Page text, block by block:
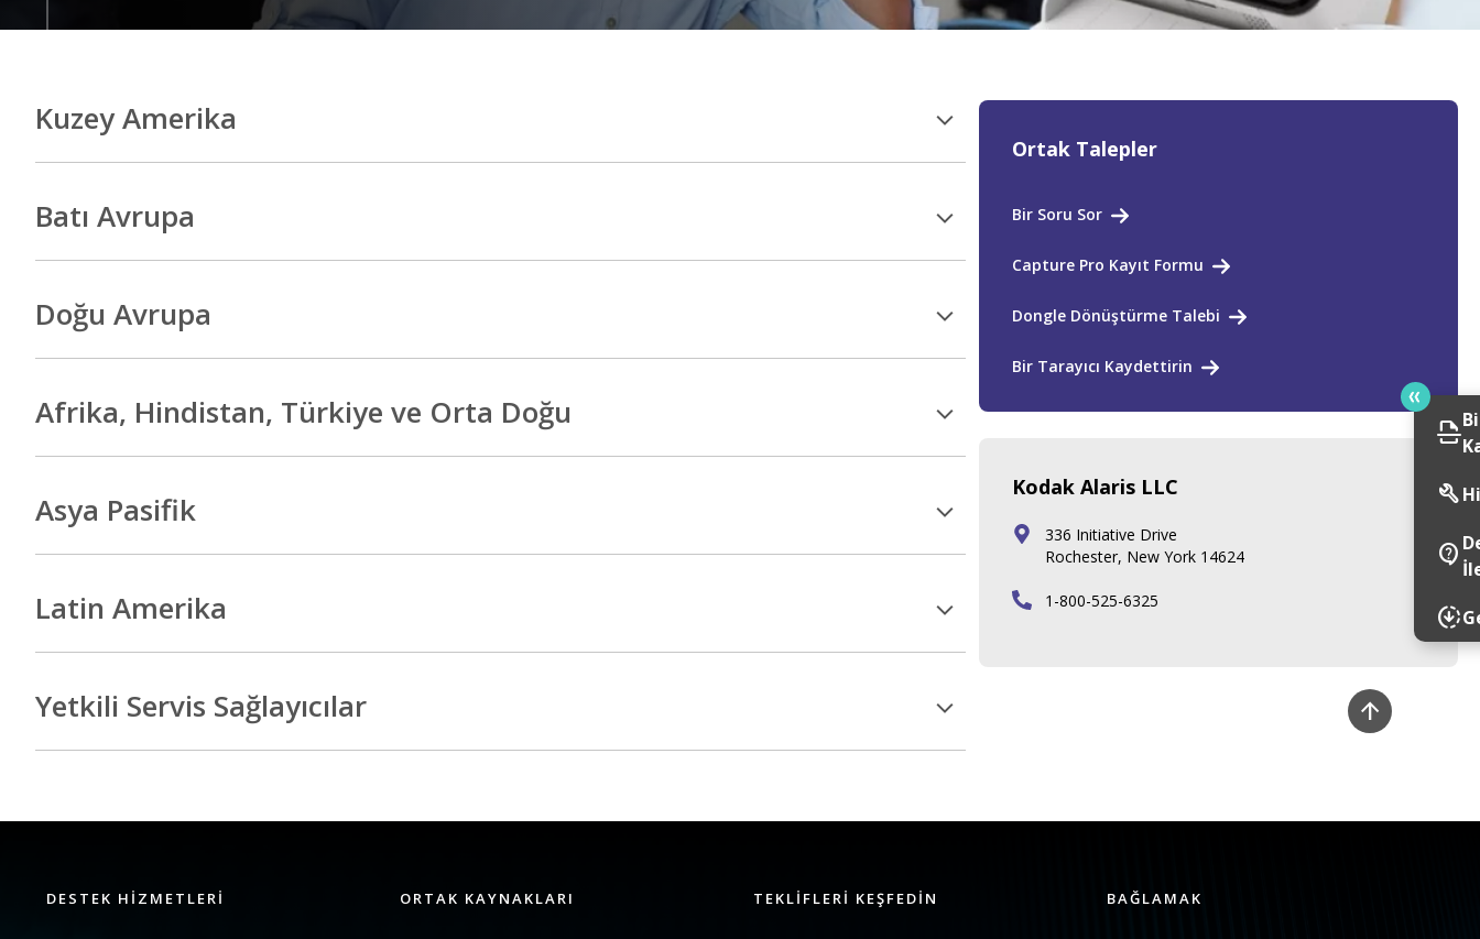
Kuzey Amerika
Batı Avrupa
Doğu Avrupa
Afrika, Hindistan, Türkiye ve Orta Doğu
Asya Pasifik
Latin Amerika
Yetkili Servis Sağlayıcılar
Ortak Talepler
Bir Soru Sor
Capture Pro Kayıt Formu
Dongle Dönüştürme Talebi
Bir Tarayıcı Kaydettirin
Kodak Alaris LLC
336 Initiative Drive
Rochester, New York 14624
1-800-525-6325
scan
build
contact_support
downloading
DESTEK HIZMETLERI ORTAK KAYNAKLARI TEKLIFLERI KEŞFEDIN BAĞLAMAK